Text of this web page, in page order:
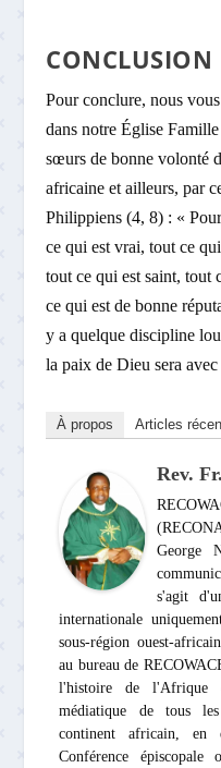
CONCLUSION
Pour conclure, nous
dans notre Église
sœurs de bonne volonté
africaine et ailleurs, par
Philippiens (4, 8) : «
ce qui est vrai, tout ce
tout ce qui est saint, tout
ce qui est de bonne
y a quelque discipline
la paix de Dieu sera
À propos Articles
Rev.
George
s'agit
internationale
sous-région ouest-
au bureau de
l'histoire de l'Afrique
médiatique de tous
continent africain,
Conférence épiscopale